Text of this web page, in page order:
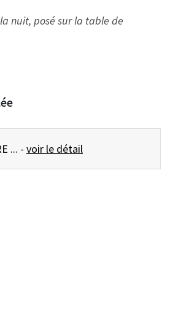
nuit, posé sur la table de
CARAFE et VERRE ... - voir le détail